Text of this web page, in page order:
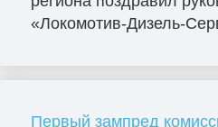
«Локомотив-Дизель-
Первый зампред